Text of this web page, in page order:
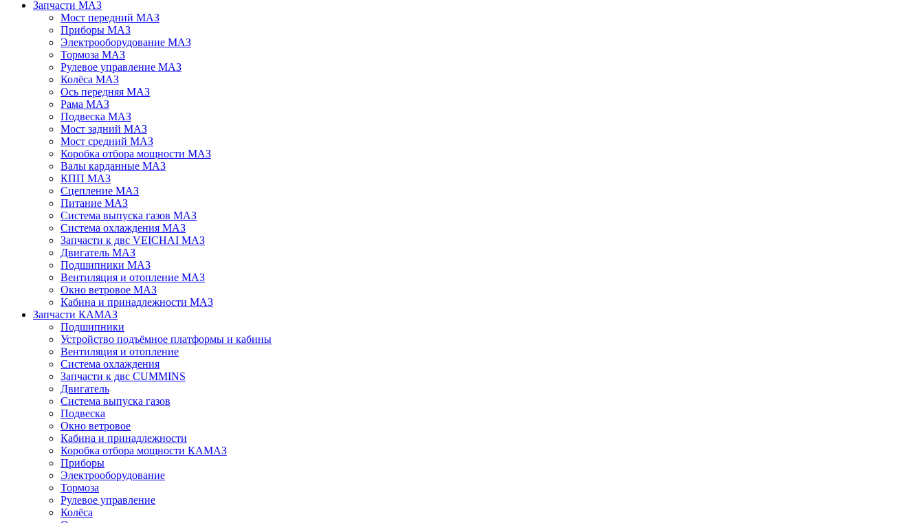
Запчасти МАЗ
Мост передний МАЗ
Приборы МАЗ
Электрооборудование МАЗ
Тормоза МАЗ
Рулевое управление МАЗ
Колёса МАЗ
Ось передняя МАЗ
Рама МАЗ
Подвеска МАЗ
Мост задний МАЗ
Мост средний МАЗ
Коробка отбора мощности МАЗ
Валы карданные МАЗ
КПП МАЗ
Сцепление МАЗ
Питание МАЗ
Система выпуска газов МАЗ
Система охлаждения МАЗ
Запчасти к двс VEICHAI МАЗ
Двигатель МАЗ
Подшипники МАЗ
Вентиляция и отопление МАЗ
Окно ветровое МАЗ
Кабина и принадлежности МАЗ
Запчасти КАМАЗ
Подшипники
Устройство подъёмное платформы и кабины
Вентиляция и отопление
Система охлаждения
Запчасти к двс CUMMINS
Двигатель
Система выпуска газов
Подвеска
Окно ветровое
Кабина и принадлежности
Коробка отбора мощности КАМАЗ
Приборы
Электрооборудование
Тормоза
Рулевое управление
Колёса